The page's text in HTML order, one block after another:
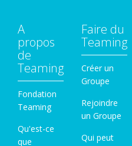
A
propos
de
Teaming
Fondation
Teaming
Qu'est-ce
que
Faire du
Teaming
Créer un
Groupe
Rejoindre
un Groupe
Qui peut